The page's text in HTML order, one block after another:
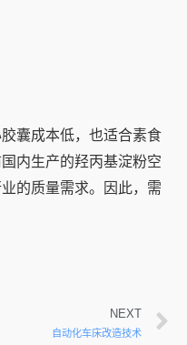
囊成本低，也适合素食
内生产的羟丙基淀粉空
的质量需求。因此，需
NEXT
自动化车床改造技术